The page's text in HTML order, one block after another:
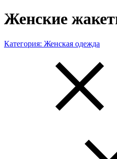
Женские
Категория: Женская одежда